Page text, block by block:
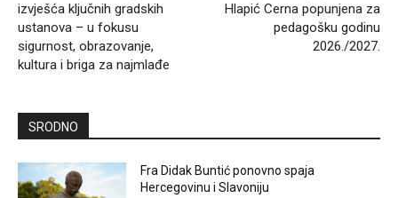
izvješća ključnih gradskih
ustanova – u fokusu
sigurnost, obrazovanje,
kultura i briga za najmlađe
Hlapić Cerna popunjena za
pedagošku godinu
2026./2027.
SRODNO
Fra Didak Buntić ponovno spaja
Hercegovinu i Slavoniju